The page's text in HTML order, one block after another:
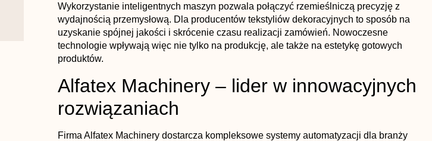
Wykorzystanie inteligentnych maszyn pozwala połączyć rzemieślniczą precyzję z
wydajnością przemysłową. Dla producentów tekstyliów dekoracyjnych to sposób na
uzyskanie spójnej jakości i skrócenie czasu realizacji zamówień. Nowoczesne
technologie wpływają więc nie tylko na produkcję, ale także na estetykę gotowych
produktów.
Alfatex Machinery – lider w innowacyjnych
rozwiązaniach
Firma Alfatex Machinery dostarcza kompleksowe systemy automatyzacji dla branży